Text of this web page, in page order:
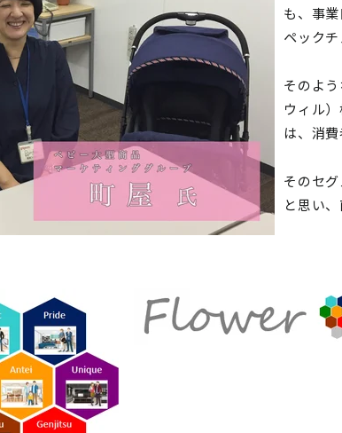
も、事
ペック
そのよ
ウィル）
は、消
そのセ
と思い